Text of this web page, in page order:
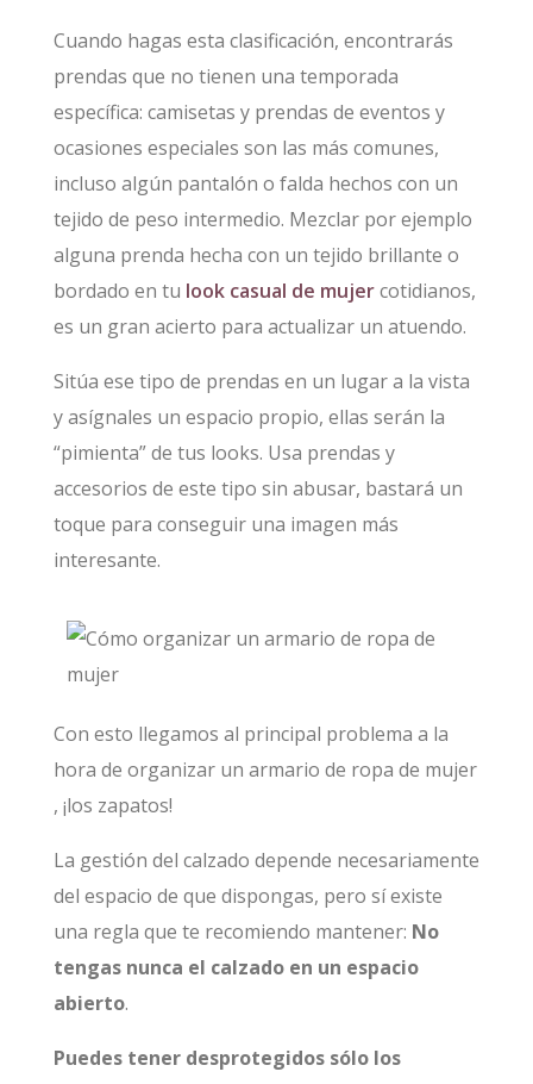
Cuando hagas esta clasificación, encontrarás
prendas que no tienen una temporada
específica: camisetas y prendas de eventos y
ocasiones especiales son las más comunes,
incluso algún pantalón o falda hechos con un
tejido de peso intermedio. Mezclar por ejemplo
alguna prenda hecha con un tejido brillante o
bordado en tu look casual de mujercotidianos,
es un gran acierto para actualizar un atuendo.
Sitúa ese tipo de prendas en un lugar a la vista
y asígnales un espacio propio, ellas serán la
“pimienta” de tus looks. Usa prendas y
accesorios de este tipo sin abusar, bastará un
toque para conseguir una imagen más
interesante.
Con esto llegamos al principal problema a la
hora de organizar un armario de ropa de mujer
, ¡los zapatos!
La gestión del calzado depende necesariamente
del espacio de que dispongas, pero sí existe
una regla que te recomiendo mantener: No
tengas nunca el calzado en un espacio
abierto.
Puedes tener desprotegidos sólo los